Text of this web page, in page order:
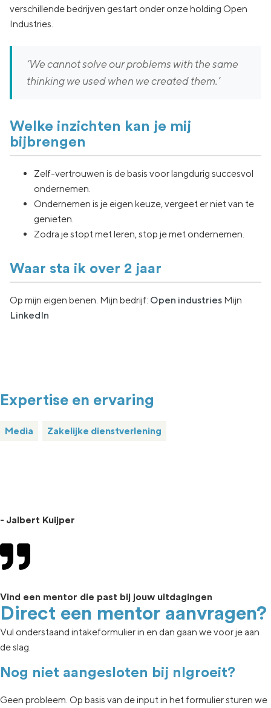
verschillende bedrijven gestart onder onze holding Open
Industries.
‘We cannot solve our problems with the same
thinking we used when we created them.’
Welke inzichten kan je mij
bijbrengen
Zelf-vertrouwen is de basis voor langdurig succesvol
ondernemen.
Ondernemen is je eigen keuze, vergeet er niet van te
genieten.
Zodra je stopt met leren, stop je met ondernemen.
Waar sta ik over 2 jaar
Op mijn eigen benen. Mijn bedrijf: Open industries Mijn
LinkedIn
Expertise en ervaring
Media Zakelijke dienstverlening
- Jalbert Kuijper
Vind een mentor die past bij jouw uitdagingen
Direct een mentor aanvragen?
Vul onderstaand intakeformulier in en dan gaan we voor je aan
de slag.
Nog niet aangesloten bij nlgroeit?
Geen probleem. Op basis van de input in het formulier sturen we